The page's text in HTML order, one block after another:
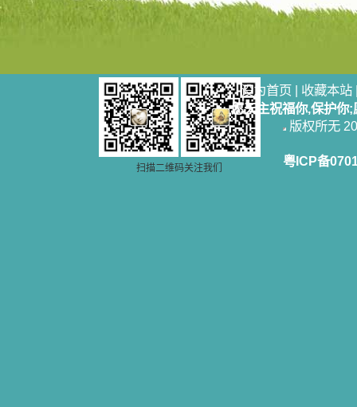
扫描二维码关注我们
设为首页 | 收藏本站
愿天主祝福你,保护你
版权所无
粤ICP备